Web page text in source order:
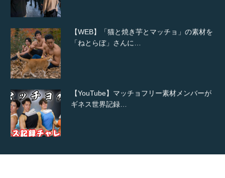
【WEB】「猫と焼き芋とマッチョ」の素材を
「ねとらぼ」さんに…
【YouTube】マッチョフリー素材メンバーが
ギネス世界記録…
【TV】TBS番組「ひるおび」にてマッスルプ